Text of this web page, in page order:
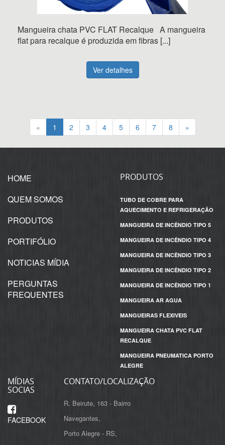
Mangueira chata PVC FLAT Recalque A mangueira
flat para recalque é produzida em fibras [...]
Ver detalhes
« 1 2 3 4 5 6 7 8 »
HOME
QUEM SOMOS
PRODUTOS
PORTIFÓLIO
NOTICIAS MÍDIA
PERGUNTAS
FREQUENTES
PRODUTOS
TUBO DE COBRE PARA
AQUECIMENTO E REFRIGERAÇÃO
MANGUEIRA DE INCÊNDIO TIPO 5
MANGUEIRA DE INCÊNDIO TIPO 4
MANGUEIRA DE INCÊNDIO TIPO 3
MANGUEIRA DE INCÊNDIO TIPO 2
MANGUEIRA DE INCÊNDIO TIPO 1
MANGUEIRA AR AGUA
MANGUEIRAS FLEXIVEIS
MANGUEIRA CHATA PVC FLAT
RECALQUE
MANGUEIRA PNEUMATICA PORTO
ALEGRE
MÍDIAS
SOCIAS
FACEBOOK
CONTATO/LOCALIZAÇÃO
R. Beirute, 163 - Bairro
Navegantes,
Porto Alegre - RS,